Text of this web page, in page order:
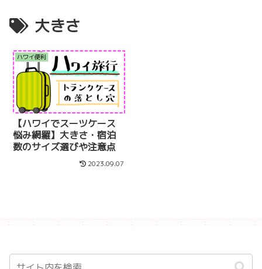
大きさ
ハワイ便利
【ハワイでスーツケース
悩み網羅】大きさ・宿泊
数のサイズ選びや注意点
2023.09.07